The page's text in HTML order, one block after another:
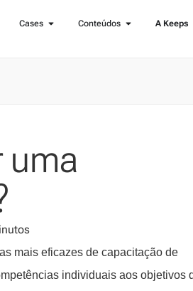
Cases Conteúdos A Keeps
uma
mais eficazes de capacitação de
individuais aos objetivos